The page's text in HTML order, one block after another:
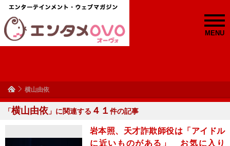
MENU
横山由依
「横山由依 」に関連する ４１ 件の記事
岩本照、天才詐欺師役は「アイドル
に近いものがある」 お気に入り